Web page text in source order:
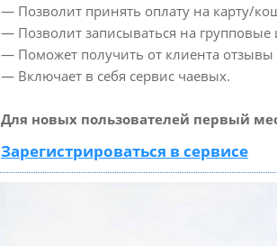
— Позволит принять оплату на карту/
— Позволит записываться на
— Поможет получить от клиента отзывы
— Включает в себя сервис чаевых.
Для новых пользователей первый
Зарегистрироваться в сервисе